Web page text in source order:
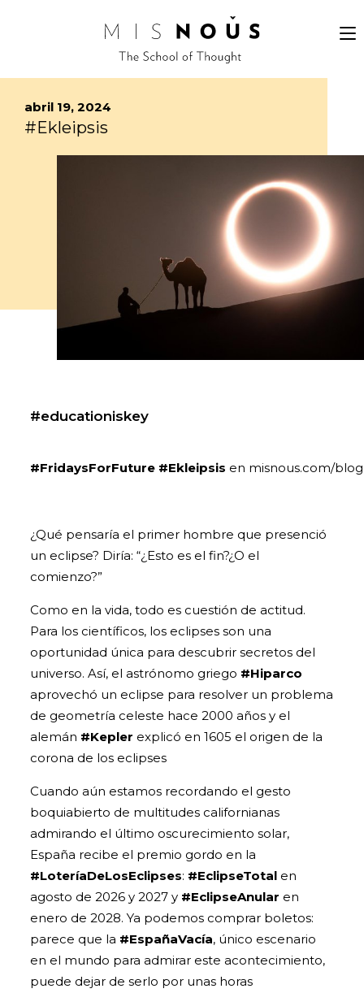
abril 19, 2024
#Ekleipsis
#educationiskey
#FridaysForFuture #Ekleipsis en misnous.com/blog
¿Qué pensaría el primer hombre que presenció
un eclipse? Diría: “¿Esto es el fin?¿O el
comienzo?”
Como en la vida, todo es cuestión de actitud.
Para los científicos, los eclipses son una
oportunidad única para descubrir secretos del
universo. Así, el astrónomo griego #Hiparco
aprovechó un eclipse para resolver un problema
de geometría celeste hace 2000 años y el
alemán #Kepler explicó en 1605 el origen de la
corona de los eclipses
Cuando aún estamos recordando el gesto
boquiabierto de multitudes californianas
admirando el último oscurecimiento solar,
España recibe el premio gordo en la
#LoteríaDeLosEclipses: #EclipseTotal en
agosto de 2026 y 2027 y #EclipseAnular en
enero de 2028. Ya podemos comprar boletos:
parece que la #EspañaVacía, único escenario
en el mundo para admirar este acontecimiento,
puede dejar de serlo por unas horas